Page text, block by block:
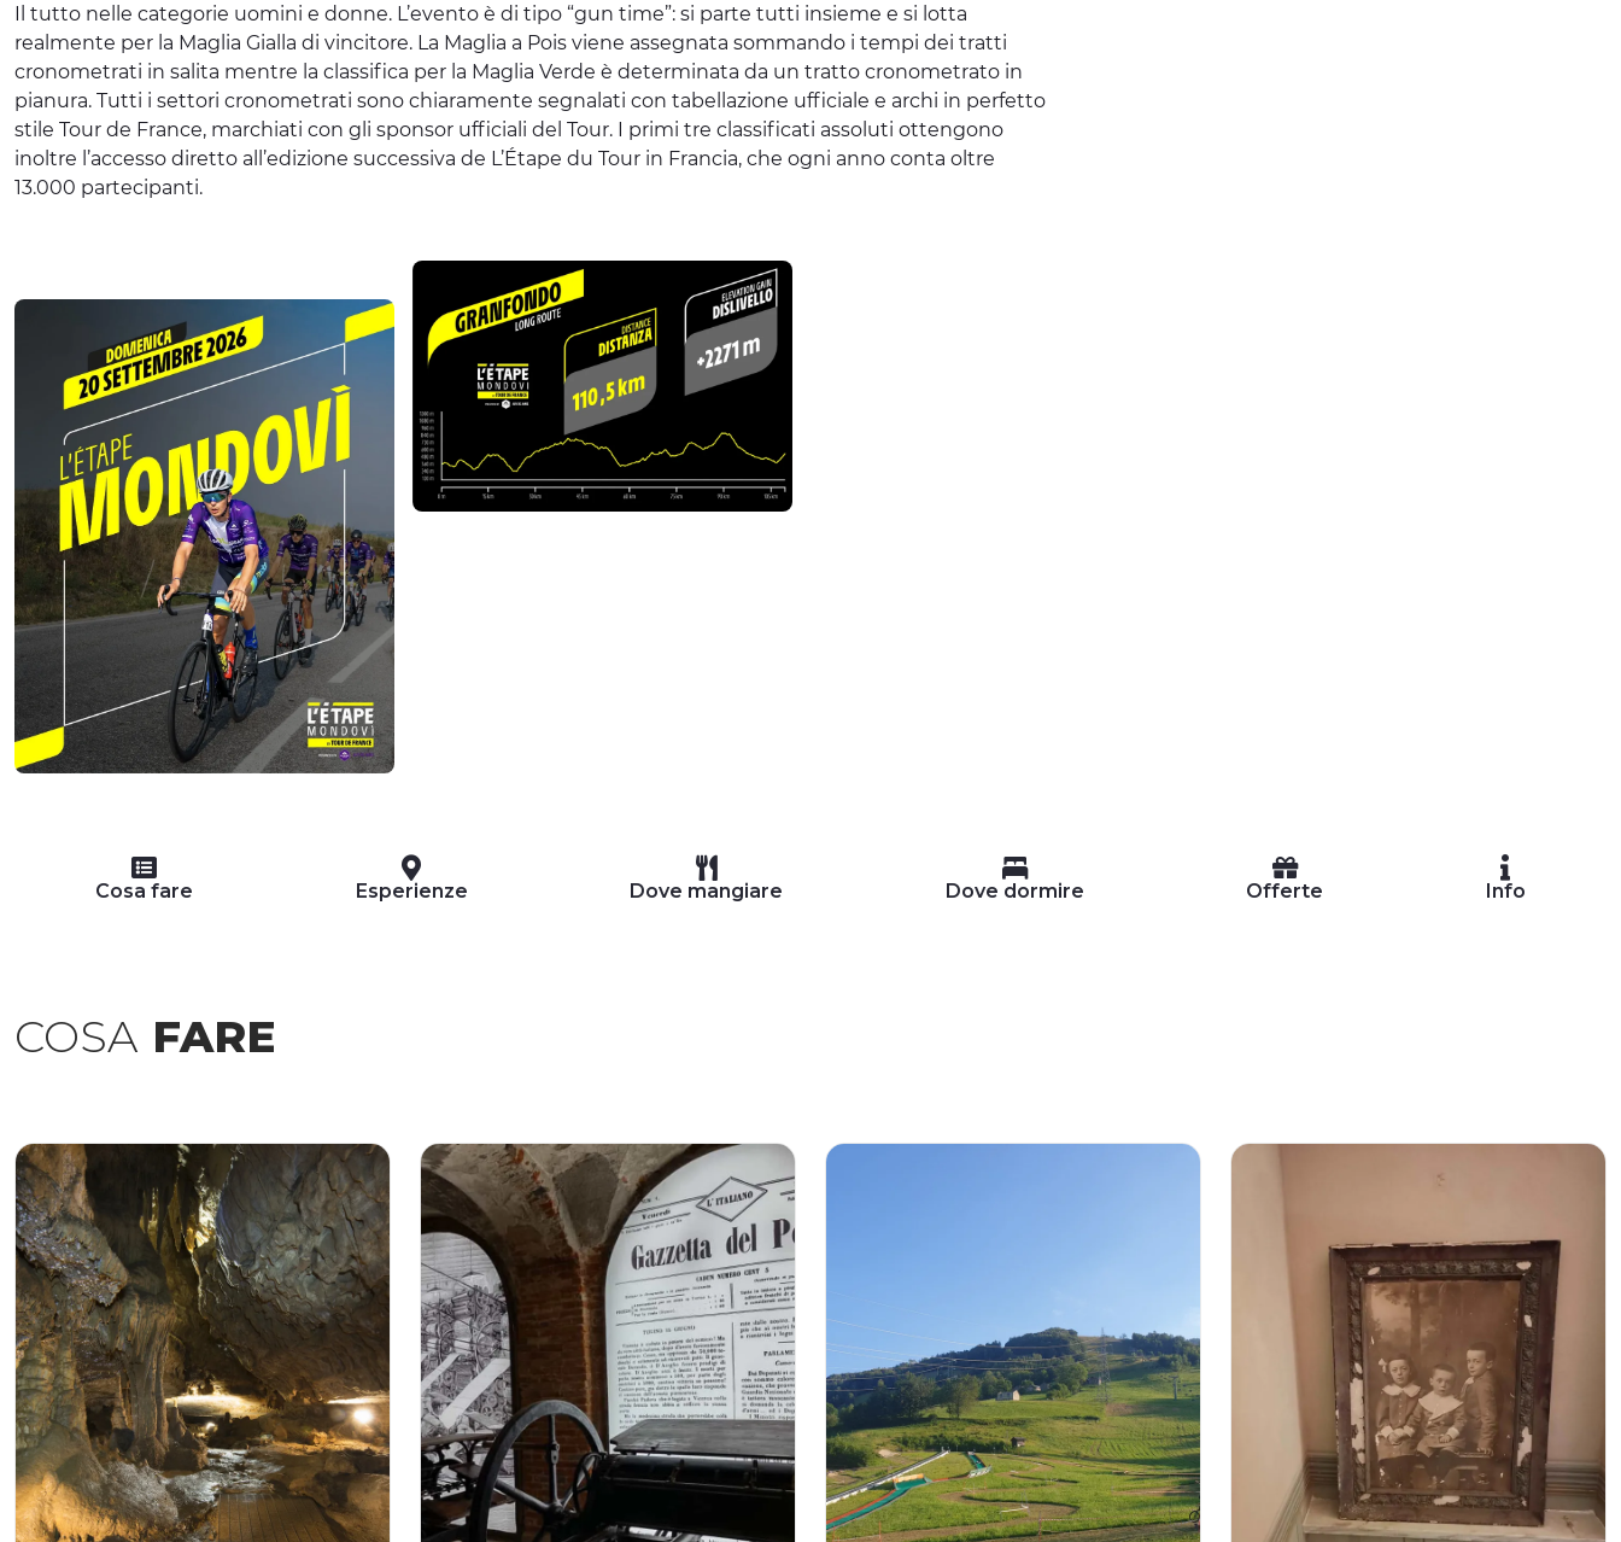
Il tutto nelle categorie uomini e donne. L’evento è di tipo “gun time”: si parte tutti insieme e si lotta
realmente per la Maglia Gialla di vincitore. La Maglia a Pois viene assegnata sommando i tempi dei tratti
cronometrati in salita mentre la classifica per la Maglia Verde è determinata da un tratto cronometrato in
pianura. Tutti i settori cronometrati sono chiaramente segnalati con tabellazione ufficiale e archi in perfetto
stile Tour de France, marchiati con gli sponsor ufficiali del Tour. I primi tre classificati assoluti ottengono
inoltre l’accesso diretto all’edizione successiva de L’Étape du Tour in Francia, che ogni anno conta oltre
13.000 partecipanti.
Cosa fare Esperienze Dove mangiare Dove dormire Offerte Info
COSA FARE